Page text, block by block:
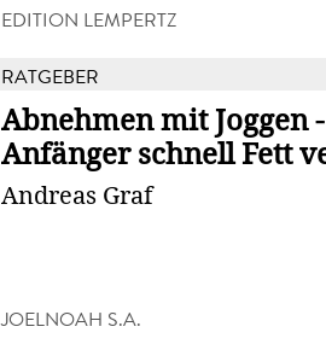
EDITION LEMPERTZ
RATGEBER
Abnehmen mit Joggen
Anfänger schnell Fett
Andreas Graf
JOELNOAH S.A.